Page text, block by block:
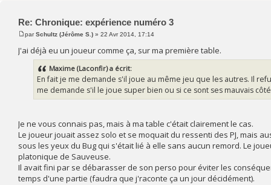
Re: Chronique: expérience numéro 3
parSchultz (Jérôme S.) » 22 Avr 2014, 17:14
J'ai déjà eu un joueur comme ça, sur ma première table.
Maxime (Laconfir) a écrit:
En fait je me demande s'il joue au même jeu que les autres. Il
me demande s'il le joue super bien ou si ce sont ses mauvais
Je ne vous connais pas, mais à ma table c'était clairement le cas.
Le joueur jouait assez solo et se moquait du ressenti des PJ, mais
sous les yeux du Bug qui s'était lié à elle sans aucun remord. Le
platonique de Sauveuse.
Il avait fini par se débarasser de son perso pour éviter les
temps d'une partie (faudra que j'raconte ça un jour décidément).